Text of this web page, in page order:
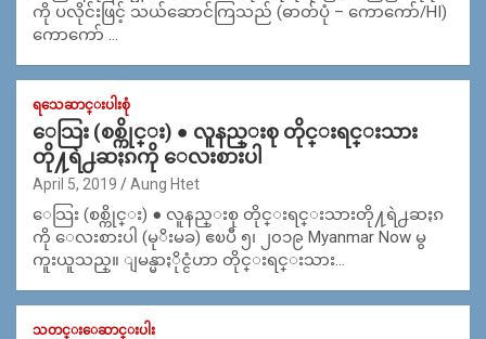
ကို ပလိုင်းဖြင့် သယ်ဆောင်ကြသည် (ဓာတ်ပုံ – ကောကော်/HI)
ကောကော် …
ရသေဆာင္းပါးစုံ
ေသြး (စစ္ကိုင္း) ● လူနည္းစု တိုင္းရင္းသား
တို႔ရဲ႕ဆႏၵကို ေလးစားပါ
April 5, 2019 Aung Htet
ေသြး (စစ္ကိုင္း) ● လူနည္းစု တိုင္းရင္းသားတို႔ရဲ႕ဆႏၵ
ကို ေလးစားပါ (မုိးမခ) ဧၿပီ ၅၊ ၂၀၁၉ Myanmar Now မွ
ကူးယူသည္။ ျမန္မာႏိုင္ငံဟာ တိုင္းရင္းသား…
သတင္းေဆာင္းပါး